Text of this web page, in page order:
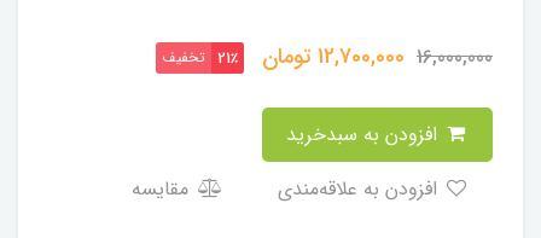
16,000,000
12,700,000تومان 21٪ تخفیف
مقایسه